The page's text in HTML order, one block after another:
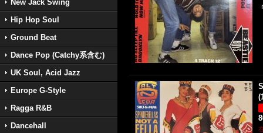
New Jack Swing
Hip Hop Soul
Ground Beat
Dance Pop (Catchy系含む)
UK Soul, Acid Jazz
Europe G-Style
Ragga R&B
Dancehall